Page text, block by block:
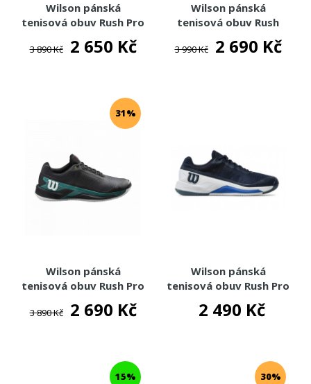
Wilson pánská
tenisová obuv Rush Pro
3 890 Kč 2 650 Kč
Wilson pánská
tenisová obuv Rush
3 990 Kč 2 690 Kč
31%
Wilson pánská
tenisová obuv Rush Pro
3 890 Kč 2 690 Kč
Wilson pánská
tenisová obuv Rush Pro
2 490 Kč
15% 30%